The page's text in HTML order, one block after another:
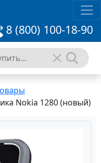
8 (800) 100-18-90
Nokia 1280 (новый)